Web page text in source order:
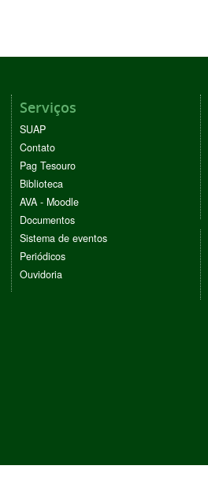
Serviços
SUAP
Contato
Pag Tesouro
Biblioteca
AVA - Moodle
Documentos
Sistema de eventos
Periódicos
Ouvidoria